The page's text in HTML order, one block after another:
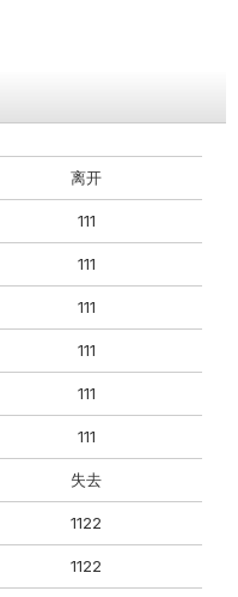
离开
111
111
111
111
111
111
失去
1122
1122